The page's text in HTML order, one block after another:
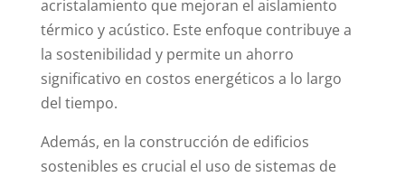
acristalamiento que mejoran el aislamiento
térmico y acústico. Este enfoque contribuye a
la sostenibilidad y permite un ahorro
significativo en costos energéticos a lo largo
del tiempo.
Además, en la construcción de edificios
sostenibles es crucial el uso de sistemas de